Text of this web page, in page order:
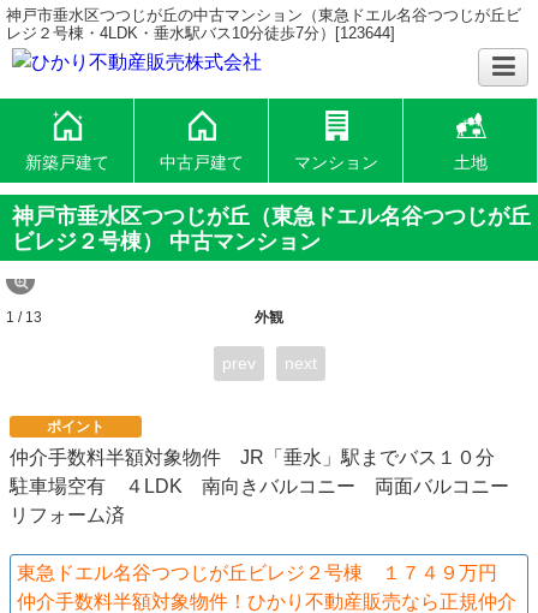
神戸市垂水区つつじが丘の中古マンション（東急ドエル名谷つつじが丘ビ
レジ２号棟・4LDK・垂水駅バス10分徒歩7分）[123644]
新築戸建て 中古戸建て マンション 土地
神戸市垂水区つつじが丘（東急ドエル名谷つつじが丘
ビレジ２号棟） 中古マンション
外観
1 / 13
prev next
ポイント
仲介手数料半額対象物件 JR「垂水」駅までバス１０分
駐車場空有 ４LDK 南向きバルコニー 両面バルコニー
リフォーム済
東急ドエル名谷つつじが丘ビレジ２号棟 １７４９万円
仲介手数料半額対象物件！ひかり不動産販売なら正規仲介